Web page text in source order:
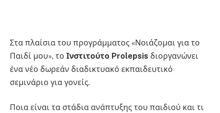
Στα πλαίσια του προγράμματος «Νοιάζομαι για το
Παιδί μου», το Ινστιτούτο Prolepsis διοργανώνει
ένα νέο δωρεάν διαδικτυακό εκπαιδευτικό
σεμινάριο για γονείς.
Ποια είναι τα στάδια ανάπτυξης του παιδιού και τι